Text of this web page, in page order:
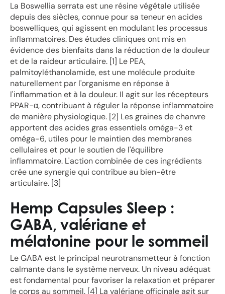
La Boswellia serrata est une résine végétale utilisée
depuis des siècles, connue pour sa teneur en acides
boswelliques, qui agissent en modulant les processus
inflammatoires. Des études cliniques ont mis en
évidence des bienfaits dans la réduction de la douleur
et de la raideur articulaire. [1] Le PEA,
palmitoyléthanolamide, est une molécule produite
naturellement par l'organisme en réponse à
l'inflammation et à la douleur. Il agit sur les récepteurs
PPAR-α, contribuant à réguler la réponse inflammatoire
de manière physiologique. [2] Les graines de chanvre
apportent des acides gras essentiels oméga-3 et
oméga-6, utiles pour le maintien des membranes
cellulaires et pour le soutien de l'équilibre
inflammatoire. L'action combinée de ces ingrédients
crée une synergie qui contribue au bien-être
articulaire. [3]
Hemp Capsules Sleep :
GABA, valériane et
mélatonine pour le sommeil
Le GABA est le principal neurotransmetteur à fonction
calmante dans le système nerveux. Un niveau adéquat
est fondamental pour favoriser la relaxation et préparer
le corps au sommeil. [4] La valériane officinale agit sur